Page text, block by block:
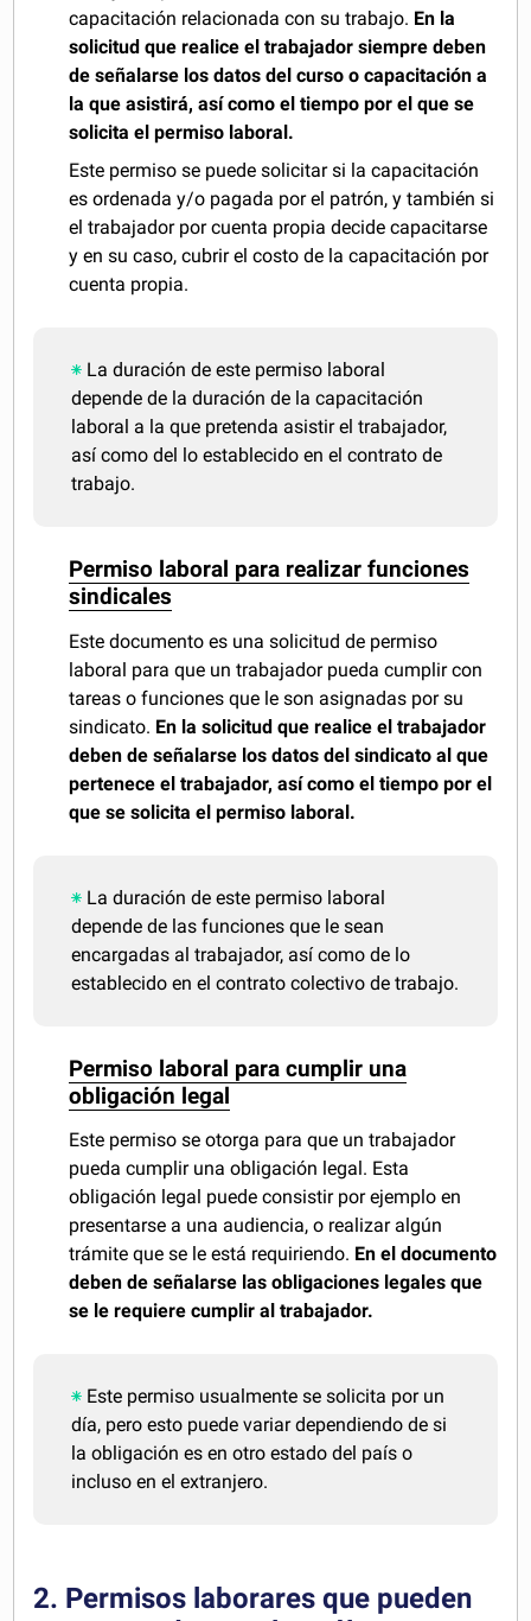
capacitación relacionada con su trabajo. En la
solicitud que realice el trabajador siempre deben
de señalarse los datos del curso o capacitación a
la que asistirá, así como el tiempo por el que se
solicita el permiso laboral.
Este permiso se puede solicitar si la capacitación
es ordenada y/o pagada por el patrón, y también si
el trabajador por cuenta propia decide capacitarse
y en su caso, cubrir el costo de la capacitación por
cuenta propia.
La duración de este permiso laboral
depende de la duración de la capacitación
laboral a la que pretenda asistir el trabajador,
así como del lo establecido en el contrato de
trabajo.
Permiso laboral para realizar funciones
sindicales
Este documento es una solicitud de permiso
laboral para que un trabajador pueda cumplir con
tareas o funciones que le son asignadas por su
sindicato. En la solicitud que realice el trabajador
deben de señalarse los datos del sindicato al que
pertenece el trabajador, así como el tiempo por el
que se solicita el permiso laboral.
La duración de este permiso laboral
depende de las funciones que le sean
encargadas al trabajador, así como de lo
establecido en el contrato colectivo de trabajo.
Permiso laboral para cumplir una
obligación legal
Este permiso se otorga para que un trabajador
pueda cumplir una obligación legal. Esta
obligación legal puede consistir por ejemplo en
presentarse a una audiencia, o realizar algún
trámite que se le está requiriendo. En el documento
deben de señalarse las obligaciones legales que
se le requiere cumplir al trabajador.
Este permiso usualmente se solicita por un
día, pero esto puede variar dependiendo de si
la obligación es en otro estado del país o
incluso en el extranjero.
2. Permisos laborares que pueden